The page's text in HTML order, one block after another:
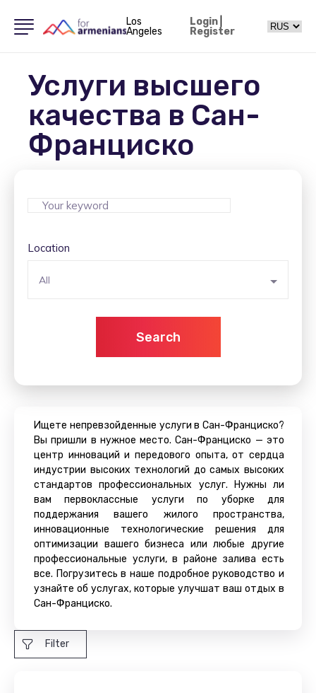
Los
Angeles
Login|
Register
Услуги высшего
качества в Сан-
Франциско
Location
All
Search
Ищете непревзойденные услуги в Сан-Франциско?
Вы пришли в нужное место. Сан-Франциско — это
центр инноваций и передового опыта, от сердца
индустрии высоких технологий до самых высоких
стандартов профессиональных услуг. Нужны ли
вам первоклассные услуги по уборке для
поддержания вашего жилого пространства,
инновационные технологические решения для
оптимизации вашего бизнеса или любые другие
профессиональные услуги, в районе залива есть
все. Погрузитесь в наше подробное руководство и
узнайте об услугах, которые улучшат ваш отдых в
Сан-Франциско.
Filter